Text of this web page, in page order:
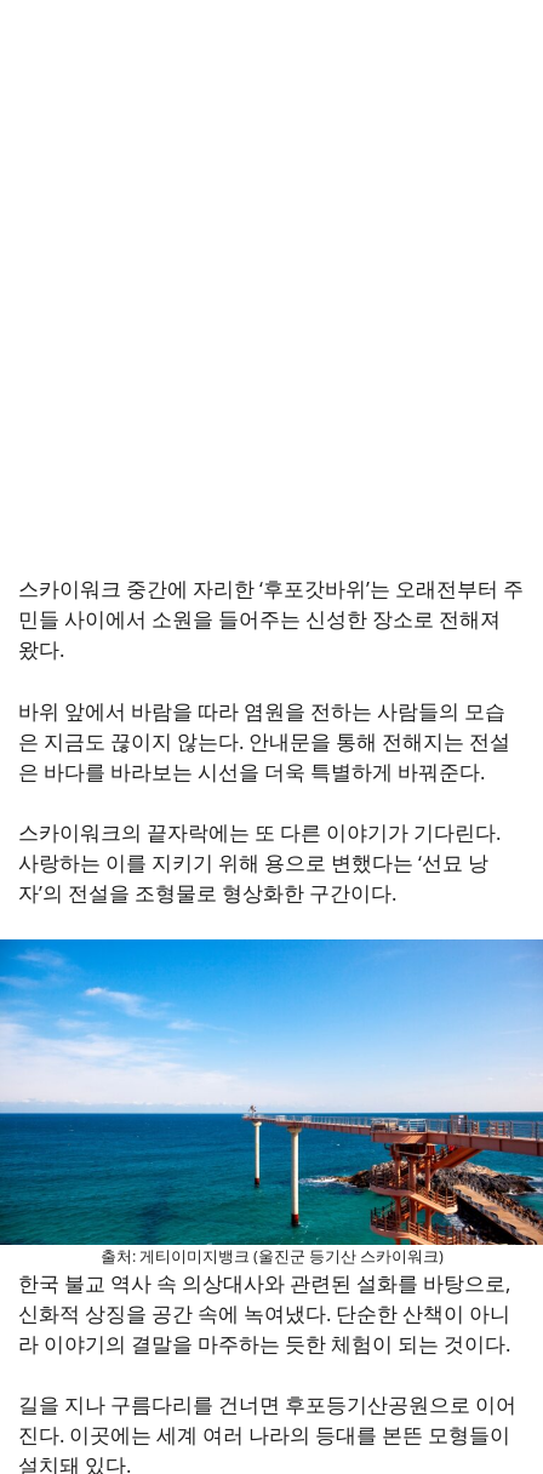
스카이워크 중간에 자리한 ‘후포갓바위’는 오래전부터 주
민들 사이에서 소원을 들어주는 신성한 장소로 전해져
왔다.
바위 앞에서 바람을 따라 염원을 전하는 사람들의 모습
은 지금도 끊이지 않는다. 안내문을 통해 전해지는 전설
은 바다를 바라보는 시선을 더욱 특별하게 바꿔준다.
스카이워크의 끝자락에는 또 다른 이야기가 기다린다.
사랑하는 이를 지키기 위해 용으로 변했다는 ‘선묘 낭
자’의 전설을 조형물로 형상화한 구간이다.
출처: 게티이미지뱅크 (울진군 등기산 스카이워크)
한국 불교 역사 속 의상대사와 관련된 설화를 바탕으로,
신화적 상징을 공간 속에 녹여냈다. 단순한 산책이 아니
라 이야기의 결말을 마주하는 듯한 체험이 되는 것이다.
길을 지나 구름다리를 건너면 후포등기산공원으로 이어
진다. 이곳에는 세계 여러 나라의 등대를 본뜬 모형들이
설치돼 있다.